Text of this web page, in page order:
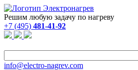
Решим любую задачу по нагреву
+7 (495) 481-41-92
info@electro-nagrev.com